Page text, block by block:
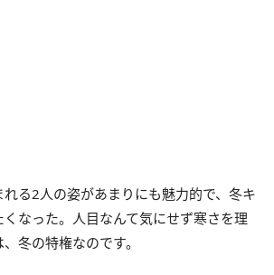
る2人の姿があまりにも魅力的で、冬キ
なった。人目なんて気にせず寒さを理
冬の特権なのです。